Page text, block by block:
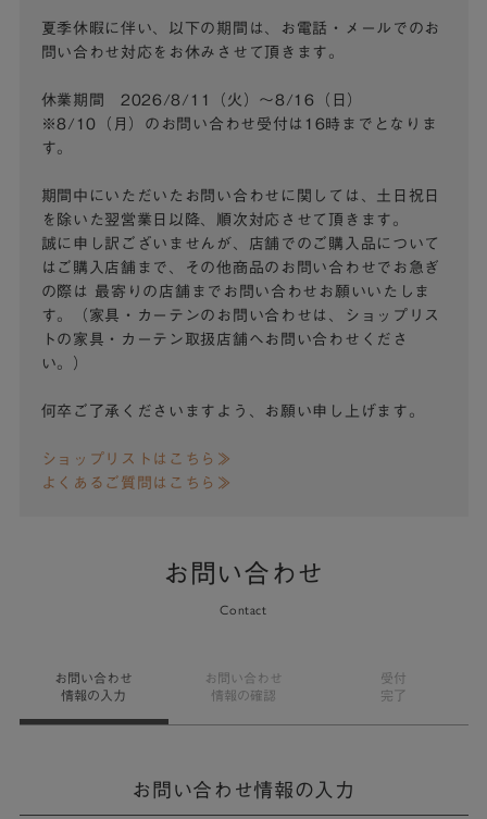
夏季休暇に伴い、以下の期間は、お電話・メールでのお
問い合わせ対応をお休みさせて頂きます。
休業期間 2026/8/11（火）～8/16（日）
※8/10（月）のお問い合わせ受付は16時までとなりま
す。
期間中にいただいたお問い合わせに関しては、土日祝日
を除いた翌営業日以降、順次対応させて頂きます。
誠に申し訳ございませんが、店舗でのご購入品について
はご購入店舗まで、その他商品のお問い合わせでお急ぎ
の際は
最寄りの店舗までお問い合わせお願いいたしま
す。（家具・カーテンのお問い合わせは、ショップリス
トの家具・カーテン取扱店舗へお問い合わせくださ
い。）
何卒ご了承くださいますよう、お願い申し上げます。
ショップリストはこちら≫
よくあるご質問はこちら≫
お問い合わせ
Contact
お問い合わせ
情報の入力
お問い合わせ
情報の確認
受付
完了
お問い合わせ情報の入力